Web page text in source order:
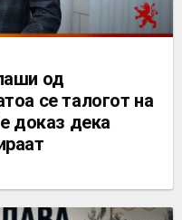
од
се талогот на
доказ дека